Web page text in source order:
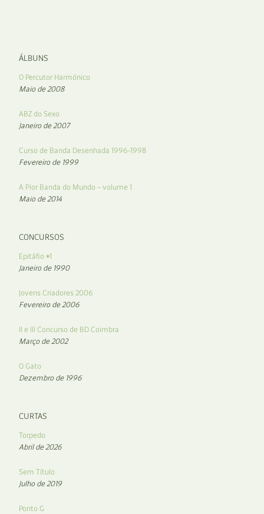
ÁLBUNS
O Percutor Harmónico
Maio de 2008
ABZ do Sexo
Janeiro de 2007
Curso de Banda Desenhada 1996-1998
Fevereiro de 1999
A Pior Banda do Mundo – volume 1
Maio de 2014
CONCURSOS
Epitáfio #1
Janeiro de 1990
Jovens Criadores 2006
Fevereiro de 2006
II e III Concurso de BD Coimbra
Março de 2002
O Gato
Dezembro de 1996
CURTAS
Torpedo
Abril de 2026
Sem Título
Julho de 2019
Ponto G